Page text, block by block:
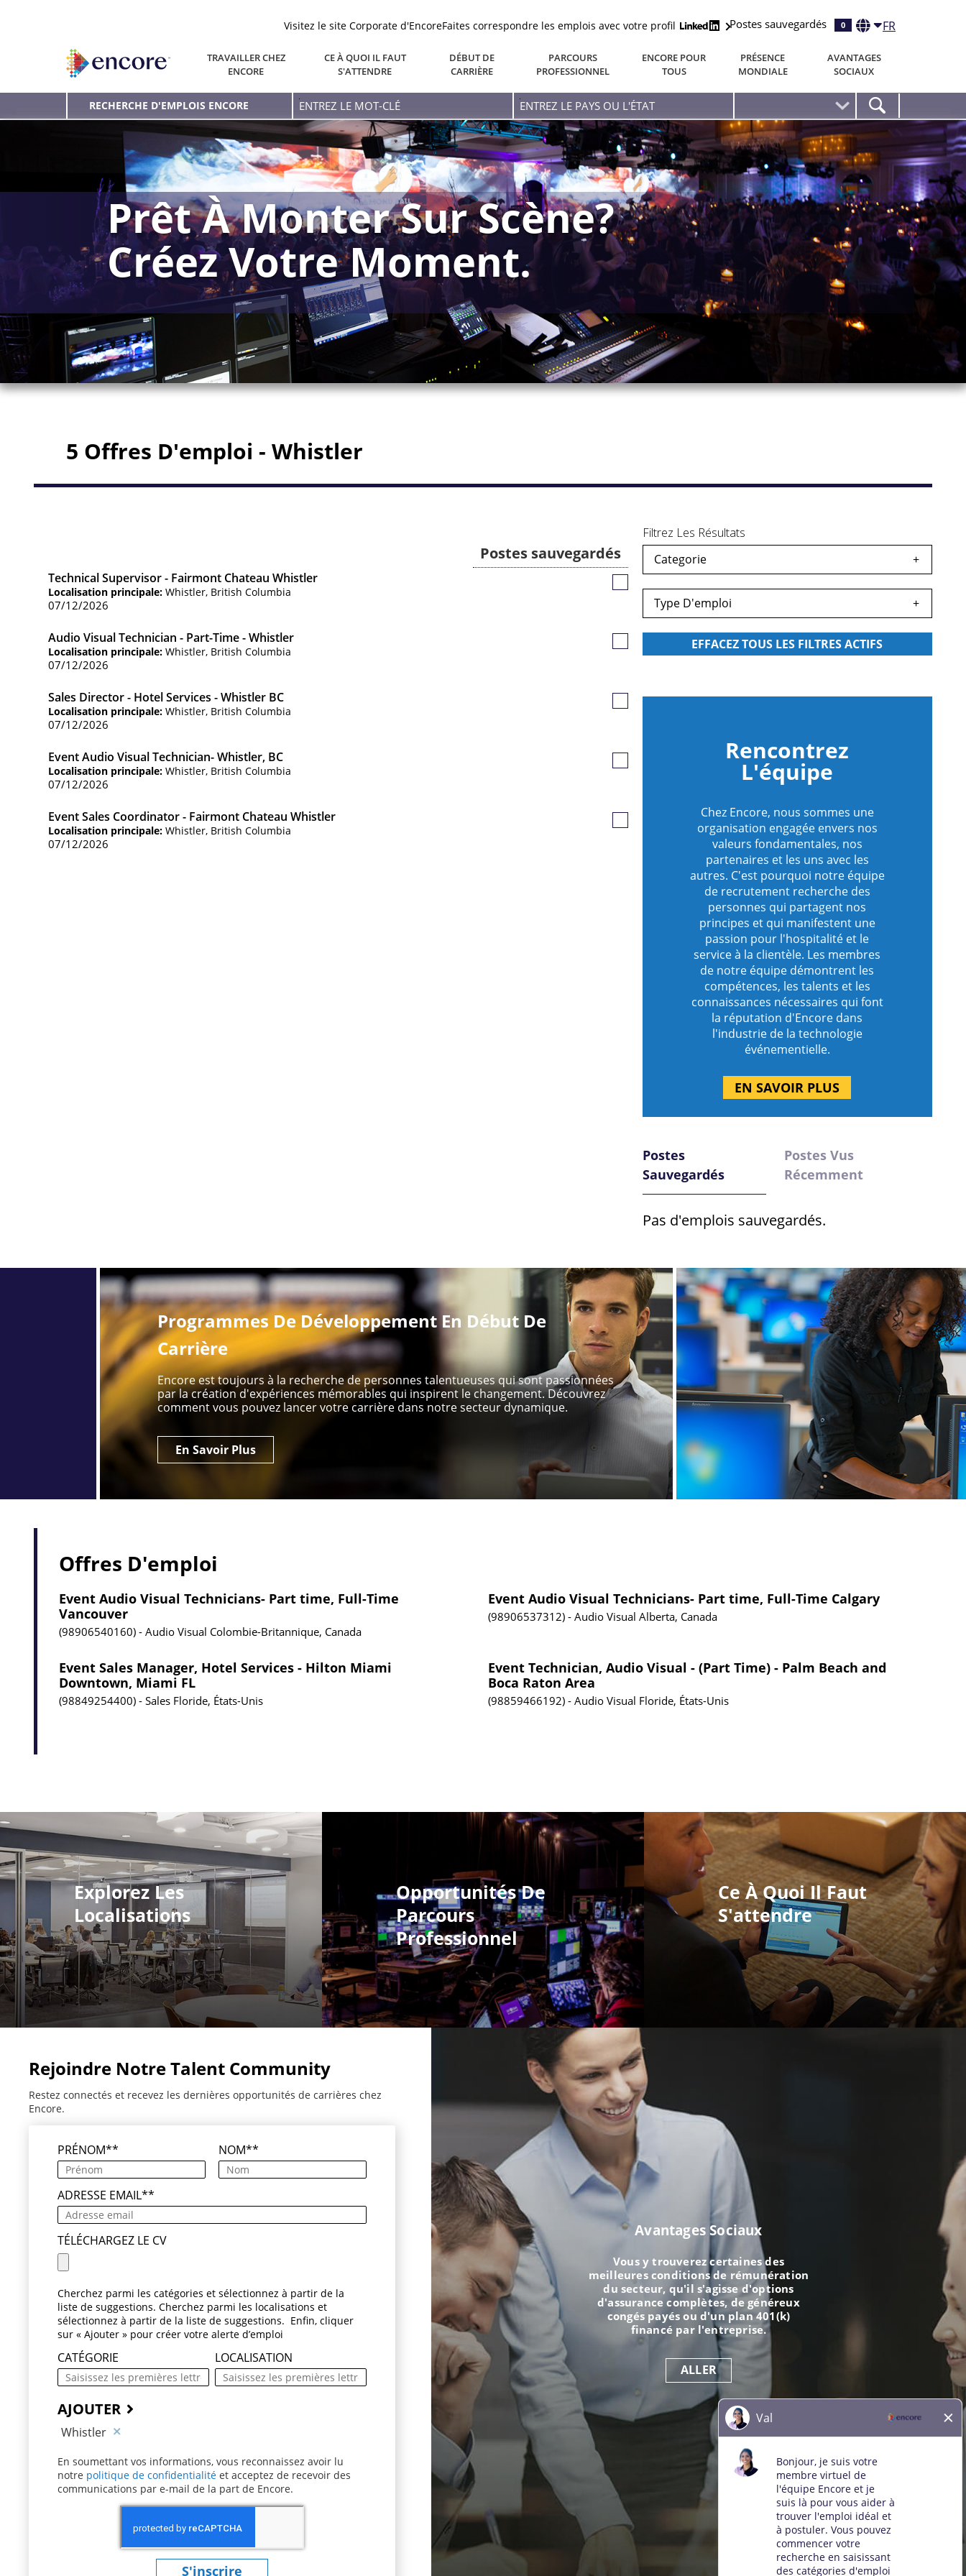
Visitez le site Corporate d'EncoreFaites correspondre les emplois avec votre profil Postes sauvegardés 0 FR
TRAVAILLER CHEZ
ENCORE
CE À QUOI IL FAUT
S'ATTENDRE
DÉBUT DE
CARRIÈRE
PARCOURS
PROFESSIONNEL
ENCORE POUR
TOUS
PRÉSENCE
MONDIALE
AVANTAGES
SOCIAUX
RECHERCHE D'EMPLOIS ENCORE
Entrez
le
mot-
clé
Entrez
Le
Pays
Ou
L'état
Prêt À Monter Sur Scène?
Créez Votre Moment.
5 Offres D'emploi - Whistler
Postes sauvegardés
Technical Supervisor - Fairmont Chateau Whistler
Localisation principale: Whistler, British Columbia
07/12/2026
Postes
sauvegardés
Audio Visual Technician - Part-Time - Whistler
Localisation principale: Whistler, British Columbia
07/12/2026
Postes
Sales Director - Hotel Services - Whistler BC
Localisation principale: Whistler, British Columbia
07/12/2026
Postes
Event Audio Visual Technician- Whistler, BC
Localisation principale: Whistler, British Columbia
07/12/2026
Postes
Event Sales Coordinator - Fairmont Chateau Whistler
Localisation principale: Whistler, British Columbia
07/12/2026
Postes
Filtrez Les Résultats
Categorie
Type D'emploi
Rencontrez
L'équipe
Chez Encore, nous sommes une
organisation engagée envers nos
valeurs fondamentales, nos
partenaires et les uns avec les
autres. C'est pourquoi notre équipe
de recrutement recherche des
personnes qui partagent nos
principes et qui manifestent une
passion pour l'hospitalité et le
service à la clientèle. Les membres
de notre équipe démontrent les
compétences, les talents et les
connaissances nécessaires qui font
la réputation d'Encore dans
l'industrie de la technologie
événementielle.
EN SAVOIR PLUS
Postes
Sauvegardés
Postes Vus
Récemment
Pas d'emplois sauvegardés.
Programmes De Développement En Début De
Carrière
Encore est toujours à la recherche de personnes talentueuses qui sont passionnées
par la création d'expériences mémorables qui inspirent le changement. Découvrez
comment vous pouvez lancer votre carrière dans notre secteur dynamique.
En Savoir Plus
Offres D'emploi
Event Audio Visual Technicians- Part time, Full-Time
Vancouver
98906540160 Audio Visual Colombie-Britannique, Canada
Event Audio Visual Technicians- Part time, Full-Time Calgary
98906537312 Audio Visual Alberta, Canada
Event Sales Manager, Hotel Services - Hilton Miami
Downtown, Miami FL
98849254400 Sales Floride, États-Unis
Event Technician, Audio Visual - (Part Time) - Palm Beach and
Boca Raton Area
98859466192 Audio Visual Floride, États-Unis
Explorez Les
Localisations
Opportunités De
Parcours
Professionnel
Ce À Quoi Il Faut
S'attendre
Rejoindre Notre Talent Community
Restez connectés et recevez les dernières opportunités de carrières chez
Encore.
PRÉNOM* NOM*
ADRESSE EMAIL*
TÉLÉCHARGEZ LE CV
Cherchez parmi les catégories et sélectionnez à partir de la
liste de suggestions. Cherchez parmi les localisations et
sélectionnez à partir de la liste de suggestions. Enfin, cliquer
sur « Ajouter » pour créer votre alerte d’emploi
CATÉGORIE LOCALISATION
AJOUTER
Whistler
En soumettant vos informations, vous reconnaissez avoir lu
notre politique de confidentialité (ce contenu s’ouvre dans une nouvelle fenêtre)
et acceptez de recevoir des
communications par e-mail de la part de Encore.
S'inscrire
Avantages Sociaux
Vous y trouverez certaines des
meilleures conditions de rémunération
du secteur, qu'il s'agisse d'options
d'assurance complètes, de généreux
congés payés ou d'un plan 401(k)
financé par l'entreprise.
ALLER